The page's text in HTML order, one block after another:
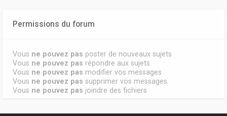
Permissions du forum
Vous ne pouvez pas poster de nouveaux sujets
Vous ne pouvez pas répondre aux sujets
Vous ne pouvez pas modifier vos messages
Vous ne pouvez pas supprimer vos messages
Vous ne pouvez pas joindre des fichiers